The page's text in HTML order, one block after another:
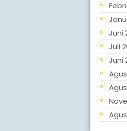
Juni
Juli
Juni